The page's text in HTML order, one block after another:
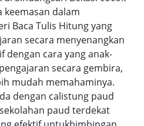
keemasan dalam
Baca Tulis Hitung yang
secara menyenangkan
dengan cara yang anak-
secara gembira,
mudah memahaminya.
dengan calistung paud
paud terdekat